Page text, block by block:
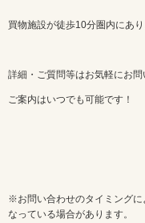
買物施設が徒歩10分圏内にあ
詳細・ご質問等はお気軽にお
ご案内はいつでも可能です！
※お問い合わせのタイミングに
なっている場合があります。